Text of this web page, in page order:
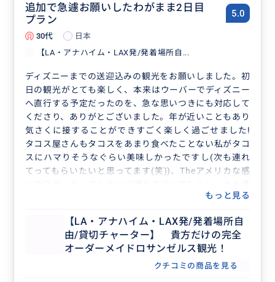
追加で急遽お願いしたわがまま2日目
プラン
5.0
30代
日本
【LA・アナハイム・LAX発/発着場所自...
ディズニーまでの送迎込みの観光をお願いしました。初
日の観光がとても楽しく、本来はウーバーでディズニー
へ直行する予定だったのを、急な思いつきにも対応して
くださり、ありがとございました。年が近いこともあり
気さくに接することができすごく楽しく過ごせました!
タコス屋さんもタコスをあまり食べたことない私がタコ
スにハマりそうなぐらい美味しかったですし(次も連れ
てってもらいたいと思ってます(笑))、Theアメリカな感
もっと見る
【LA・アナハイム・LAX発/発着場所自
由/貸切チャーター】 貴方だけの完全
オーダーメイドロサンゼルス観光！
クチコミの商品を見る